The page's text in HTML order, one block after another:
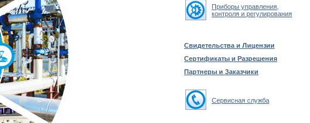
Приборы управления,
контроля и регулирования
Свидетельства и Лицензии
Сертификаты и Разрешения
Партнеры и Заказчики
Сервисная служба